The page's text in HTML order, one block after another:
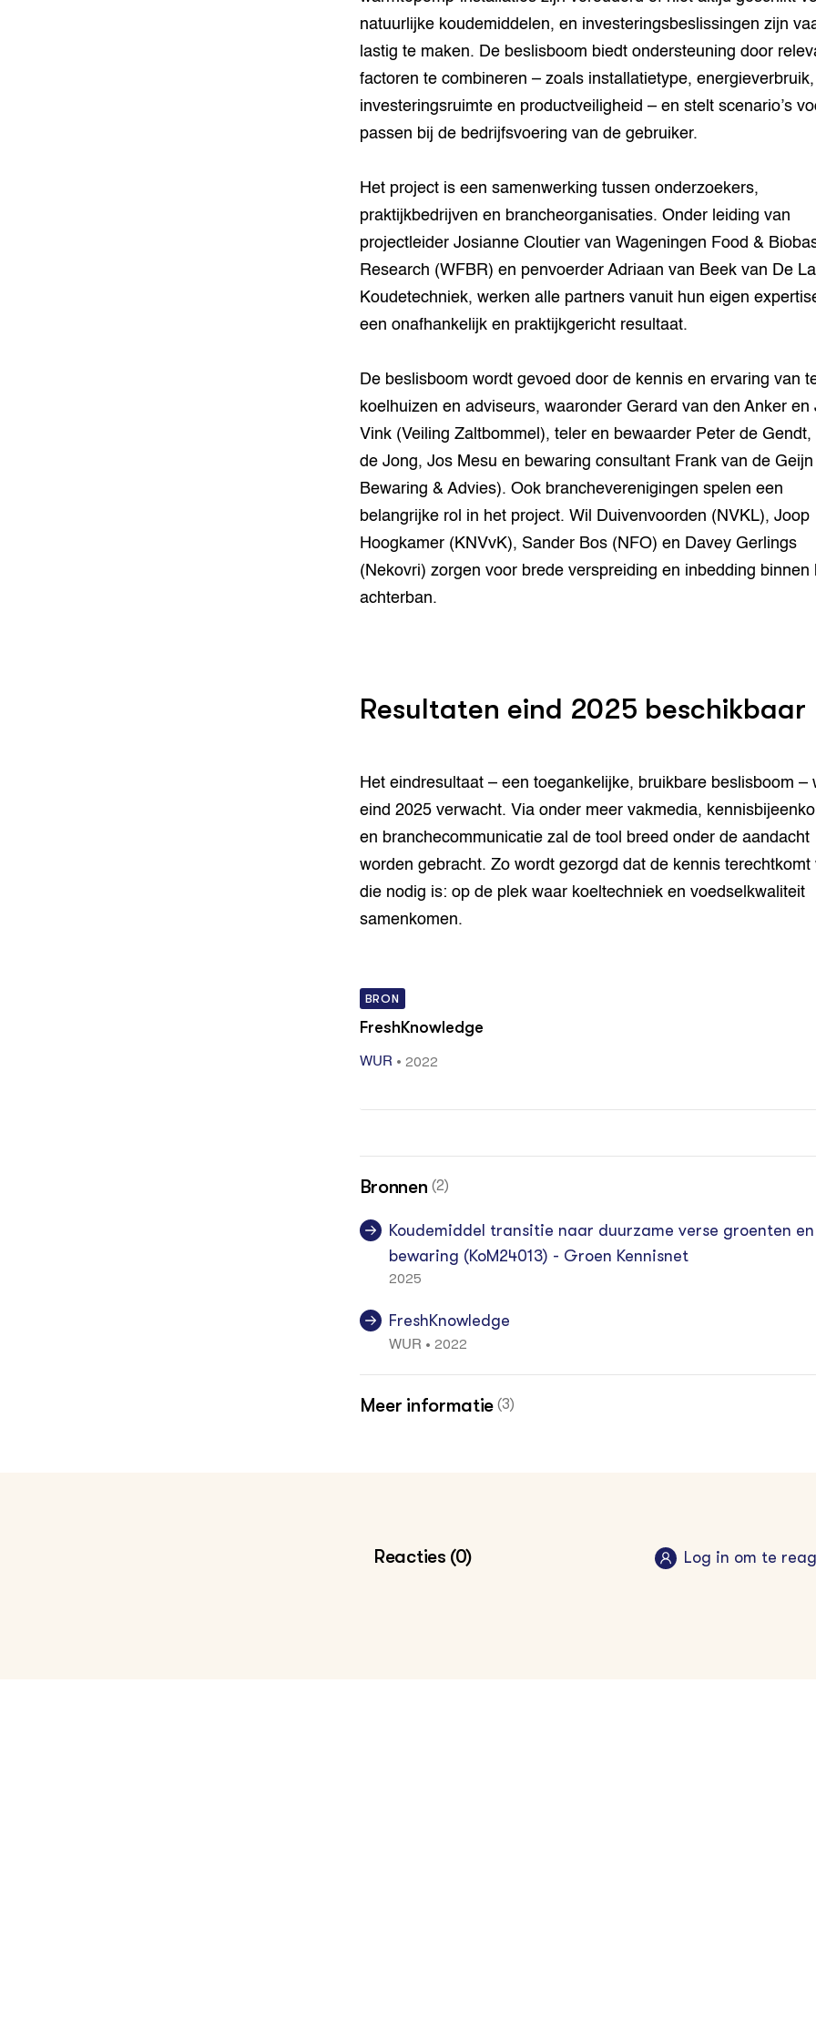
natuurlijke koudemiddelen, en investeringsbeslissingen zijn
lastig te maken. De beslisboom biedt ondersteuning door
factoren te combineren – zoals installatietype, energieverbruik,
investeringsruimte en productveiligheid – en stelt scenario’s
passen bij de bedrijfsvoering van de gebruiker.
Het project is een samenwerking tussen onderzoekers,
praktijkbedrijven en brancheorganisaties. Onder leiding van
projectleider Josianne Cloutier van Wageningen Food &
Research (WFBR) en penvoerder Adriaan van Beek van De
Koudetechniek, werken alle partners vanuit hun eigen
een onafhankelijk en praktijkgericht resultaat.
De beslisboom wordt gevoed door de kennis en ervaring van
koelhuizen en adviseurs, waaronder Gerard van den Anker en
Vink (Veiling Zaltbommel), teler en bewaarder Peter de Gendt,
de Jong, Jos Mesu en bewaring consultant Frank van de
Bewaring & Advies). Ook brancheverenigingen spelen een
belangrijke rol in het project. Wil Duivenvoorden (NVKL), Joop
Hoogkamer (KNVvK), Sander Bos (NFO) en Davey Gerlings
(Nekovri) zorgen voor brede verspreiding en inbedding binnen
achterban.
Resultaten eind 2025 beschikbaar
Het eindresultaat – een toegankelijke, bruikbare beslisboom –
eind 2025 verwacht. Via onder meer vakmedia,
en branchecommunicatie zal de tool breed onder de aandacht
worden gebracht. Zo wordt gezorgd dat de kennis terechtkomt
die nodig is: op de plek waar koeltechniek en voedselkwaliteit
samenkomen.
BRON
FreshKnowledge
WUR • 2022
Bronnen (2)
Koudemiddel transitie naar duurzame verse groenten
bewaring (KoM24013) - Groen Kennisnet
2025
FreshKnowledge
WUR • 2022
Meer informatie (3)
Reacties (0) Log in om te